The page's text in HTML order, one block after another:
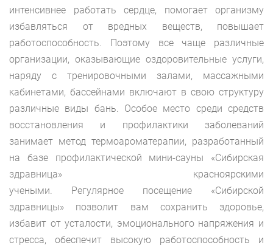
интенсивнее работать сердце, помогает организму
избавляться от вредных веществ, повышает
работоспособность. Поэтому все чаще различные
организации, оказывающие оздоровительные услуги,
наряду с тренировочными залами, массажными
кабинетами, бассейнами включают в свою структуру
различные виды бань. Особое место среди средств
восстановления и профилактики заболеваний
занимает метод термоароматерапии, разработанный
на базе профилактической мини-сауны «Сибирская
здравница» красноярскими
учеными. Регулярное посещение «Сибирской
здравницы» позволит вам сохранить здоровье,
избавит от усталости, эмоционального напряжения и
стресса, обеспечит высокую работоспособность и